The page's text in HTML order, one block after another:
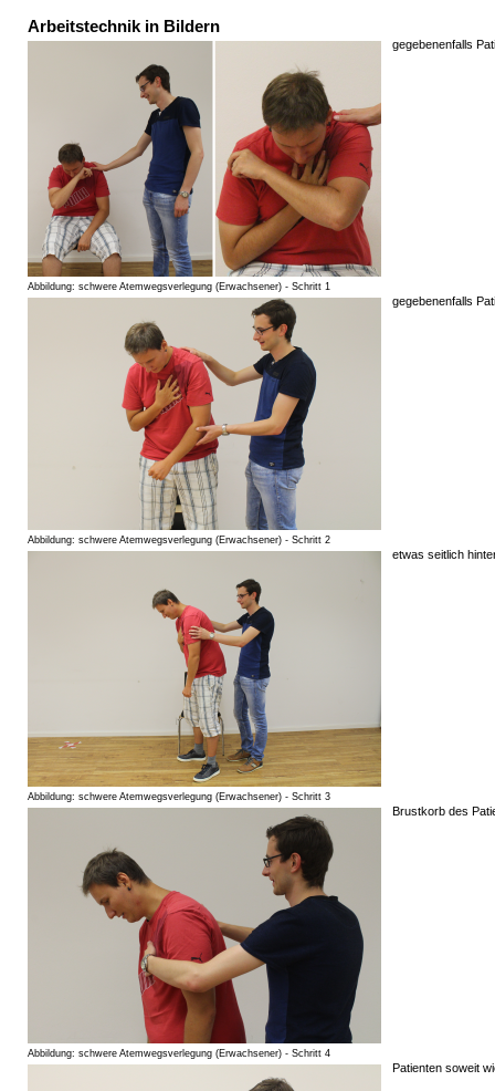
Arbeitstechnik in Bildern
Abbildung: schwere Atemwegsverlegung (Erwachsener) - Schritt 1
gegebenenfalls
Abbildung: schwere Atemwegsverlegung (Erwachsener) - Schritt 2
gegebenenfalls
Abbildung: schwere Atemwegsverlegung (Erwachsener) - Schritt 3
etwas seitlich
Abbildung: schwere Atemwegsverlegung (Erwachsener) - Schritt 4
Brustkorb des
Patienten soweit